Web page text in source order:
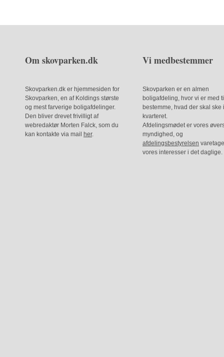
Om skovparken.dk
Skovparken.dk er hjemmesiden for
Skovparken, en af Koldings største
og mest farverige boligafdelinger.
Den bliver drevet frivilligt af
webredaktør Morten Falck, som du
kan kontakte via mail
her.
Vi medbestemmer
Skovparken er en almen
boligafdeling, hvor vi er med
bestemme, hvad der skal ske i
kvarteret.
Afdelingsmødet er vores
myndighed, og
afdelingsbestyrelsen
vores interesser i det daglige.